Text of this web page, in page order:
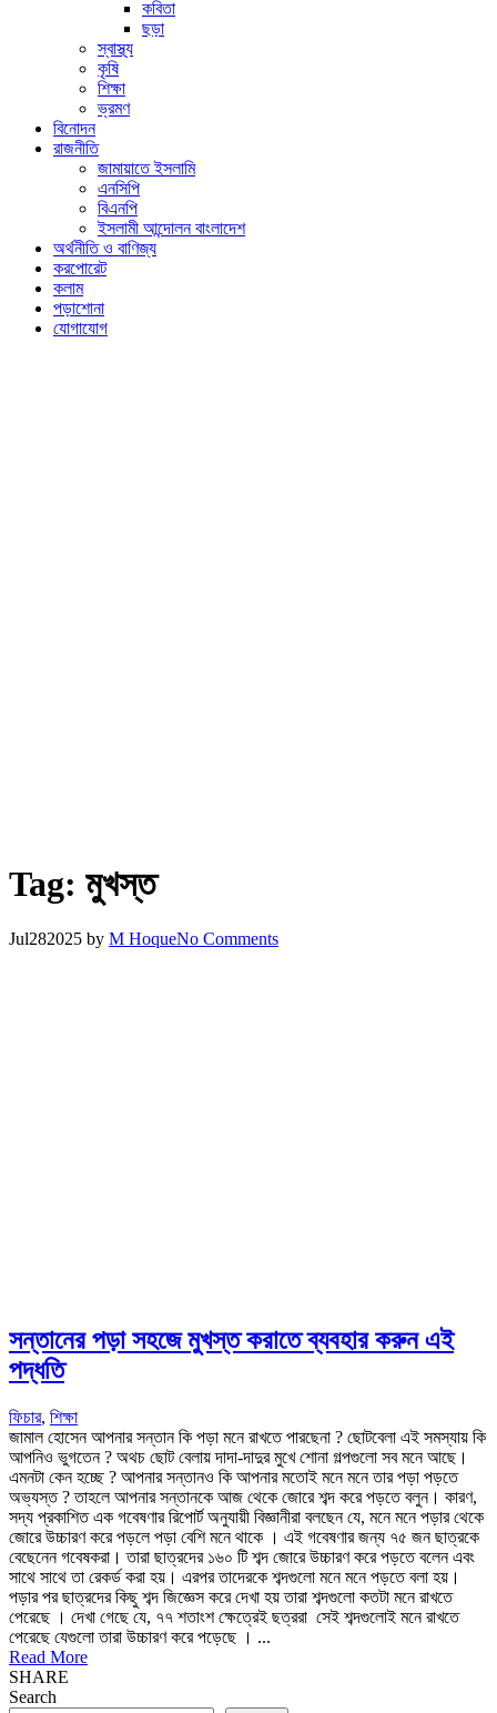
কবিতা
ছড়া
স্বাস্থ্য
কৃষি
শিক্ষা
ভ্রমণ
বিনোদন
রাজনীতি
জামায়াতে ইসলামি
এনসিপি
বিএনপি
ইসলামী আন্দোলন বাংলাদেশ
অর্থনীতি ও বাণিজ্য
করপোরেট
কলাম
পড়াশোনা
যোগাযোগ
Tag: মুখস্ত
Jul282025 by M HoqueNo Comments
সন্তানের পড়া সহজে মুখস্ত করাতে ব্যবহার করুন এই
পদ্ধতি
ফিচার, শিক্ষা
জামাল হোসেন আপনার সন্তান কি পড়া মনে রাখতে পারছেনা ? ছোটবেলা এই সমস্যায় কি
আপনিও ভুগতেন ? অথচ ছোট বেলায় দাদা-দাদুর মুখে শোনা গল্পগুলো সব মনে আছে।
এমনটা কেন হচ্ছে ? আপনার সন্তানও কি আপনার মতোই মনে মনে তার পড়া পড়তে
অভ্যস্ত ? তাহলে আপনার সন্তানকে আজ থেকে জোরে শব্দ করে পড়তে বলুন। কারণ,
সদ্য প্রকাশিত এক গবেষণার রিপোর্ট অনুযায়ী বিজ্ঞানীরা বলছেন যে, মনে মনে পড়ার থেকে
জোরে উচ্চারণ করে পড়লে পড়া বেশি মনে থাকে । এই গবেষণার জন্য ৭৫ জন ছাত্রকে
বেছেনেন গবেষকরা। তারা ছাত্রদের ১৬০ টি শব্দ জোরে উচ্চারণ করে পড়তে বলেন এবং
সাথে সাথে তা রেকর্ড করা হয়। এরপর তাদেরকে শব্দগুলো মনে মনে পড়তে বলা হয়।
পড়ার পর ছাত্রদের কিছু শব্দ জিজ্ঞেস করে দেখা হয় তারা শব্দগুলো কতটা মনে রাখতে
পেরেছে । দেখা গেছে যে, ৭৭ শতাংশ ক্ষেত্রেই ছত্ররা সেই শব্দগুলোই মনে রাখতে
পেরেছে যেগুলো তারা উচ্চারণ করে পড়েছে । ...
Read More
SHARE
Search